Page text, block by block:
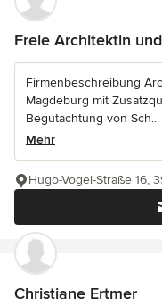
Freie Architektin
Firmenbeschreibung
Magdeburg mit
Begutachtung von Sch...
Mehr
Hugo-Vogel-Straße 16,
Christiane Ertmer